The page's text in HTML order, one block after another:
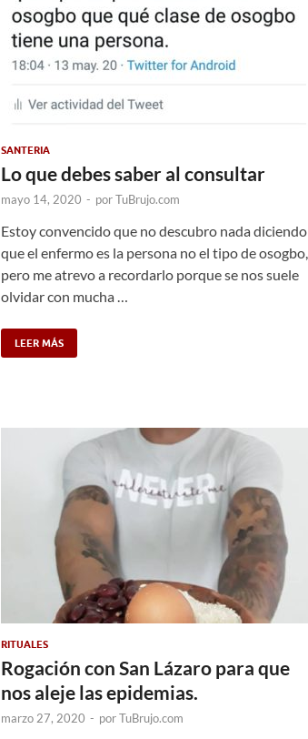
SANTERIA
Lo que debes saber al consultar
mayo 14, 2020 - porTuBrujo.com
Estoy convencido que no descubro nada diciendo
que el enfermo es la persona no el tipo de osogbo,
pero me atrevo a recordarlo porque se nos suele
olvidar con mucha …
LEER MÁS
RITUALES
Rogación con San Lázaro para que
nos aleje las epidemias.
marzo 27, 2020 - porTuBrujo.com